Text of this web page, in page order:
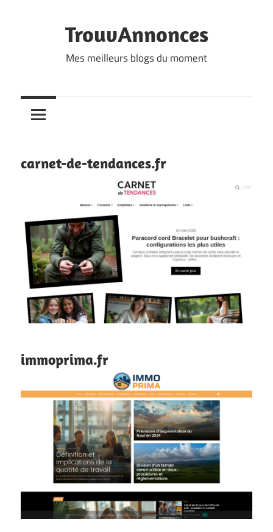
TrouvAnnonces
Mes meilleurs blogs du moment
carnet-de-tendances.fr
immoprima.fr